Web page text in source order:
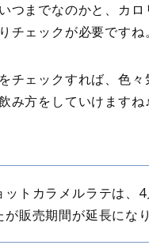
つまでなのかと、カロ
チェックが必要ですね。
チェックすれば、色々
み方をしていけますね
ットカラメルラテは、
販売期間が延長にな